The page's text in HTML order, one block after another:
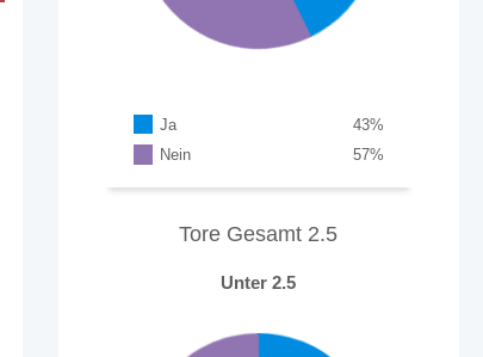
Ja %
43
Nein
%
57
Tore Gesamt 2.5
Unter 2.5